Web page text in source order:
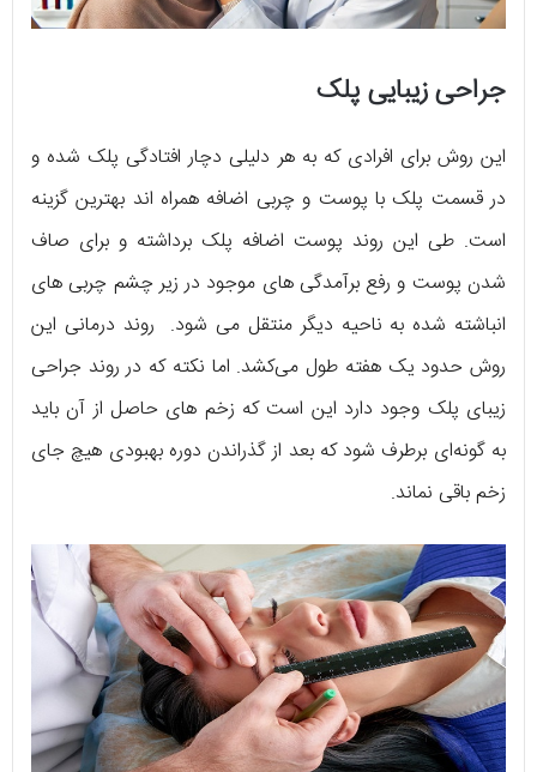
جراحی زیبایی پلک
این روش برای افرادی که به هر دلیلی دچار افتادگی پلک شده و
در قسمت پلک با پوست و چربی اضافه همراه اند بهترین گزینه
است. طی این روند پوست اضافه پلک برداشته و برای صاف
شدن پوست و رفع برآمدگی های موجود در زیر چشم چربی های
انباشته شده به ناحیه دیگر منتقل می شود. روند درمانی این
روش حدود یک هفته طول می‌کشد. اما نکته که در روند جراحی
زیبای پلک وجود دارد این است که زخم های حاصل از آن باید
به گونه‌ای برطرف شود که بعد از گذراندن دوره بهبودی هیچ جای
زخم باقی نماند.